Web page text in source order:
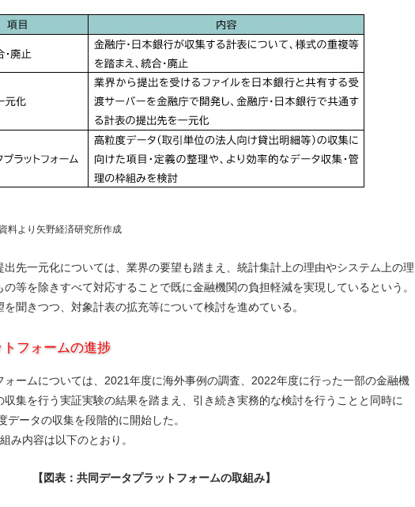
料より矢野経済研究所作成
出先一元化については、業界の要望も踏まえ、統計集計上の理由やシステム上の理
等を除きすべて対応することで既に金融機関の負担軽減を実現しているという。
聞きつつ、対象計表の拡充等について検討を進めている。
フォームの進捗
ォームについては、2021年度に海外事例の調査、2022年度に行った一部の金融機
収集を行う実証実験の結果を踏まえ、引き続き実務的な検討を行うことと同時に
データの収集を段階的に開始した。
み内容は以下のとおり。
【図表：共同データプラットフォームの取組み】